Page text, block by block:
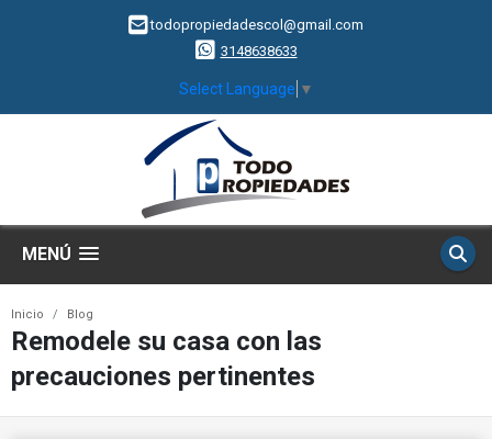
todopropiedadescol@gmail.com
3148638633
Select Language ▼
MENÚ
Inicio Blog
Remodele su casa con las
precauciones pertinentes